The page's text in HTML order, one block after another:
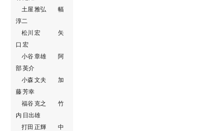
土屋 雅弘 幅
淳二
松川 宏 矢
口 宏
小谷 章雄 阿
部 英介
小森 文夫 加
藤 芳幸
福谷 克之 竹
内 日出雄
打田 正輝 中